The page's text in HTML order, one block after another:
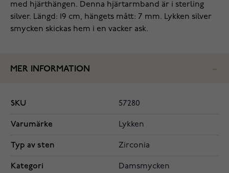
med hjärthängen. Denna hjärtarmband är i sterling
silver. Längd: 19 cm, hängets mått: 7 mm. Lykken silver
smycken skickas hem i en vacker ask.
MER INFORMATION
SKU 57280
Varumärke Lykken
Typ av sten Zirconia
Kategori Damsmycken